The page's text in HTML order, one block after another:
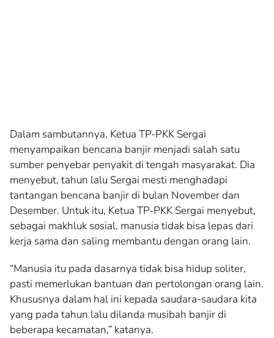
Dalam sambutannya, Ketua TP-PKK Sergai
menyampaikan bencana banjir menjadi salah satu
sumber penyebar penyakit di tengah masyarakat. Dia
menyebut, tahun lalu Sergai mesti menghadapi
tantangan bencana banjir di bulan November dan
Desember. Untuk itu, Ketua TP-PKK Sergai menyebut,
sebagai makhluk sosial, manusia tidak bisa lepas dari
kerja sama dan saling membantu dengan orang lain.
“Manusia itu pada dasarnya tidak bisa hidup soliter,
pasti memerlukan bantuan dan pertolongan orang lain.
Khususnya dalam hal ini kepada saudara-saudara kita
yang pada tahun lalu dilanda musibah banjir di
beberapa kecamatan,” katanya.